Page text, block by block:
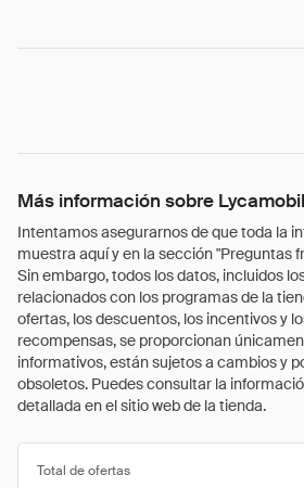
Más información sobre
Intentamos asegurarnos de que toda la
muestra aquí y en la sección "Preguntas
Sin embargo, todos los datos, incluidos
relacionados con los programas de la
ofertas, los descuentos, los incentivos y
recompensas, se proporcionan
informativos, están sujetos a cambios y
obsoletos. Puedes consultar la
detallada en el sitio web de la tienda.
Total de ofertas